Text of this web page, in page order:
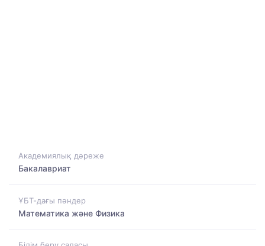
Академиялық дәреже
Бакалавриат
ҰБТ-дағы пәндер
Математика және Физика